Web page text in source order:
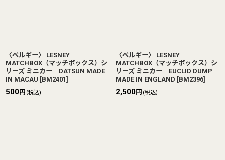
〈ベルギー〉 LESNEY
MATCHBOX（マッチボックス）シ
リーズ ミニカー DATSUN MADE
IN MACAU [BM2401]
500円 (税込)
〈ベルギー〉 LESNEY
MATCHBOX（マッチボックス）シ
リーズ ミニカー EUCLID DUMP
MADE IN ENGLAND [BM2396]
2,500円 (税込)